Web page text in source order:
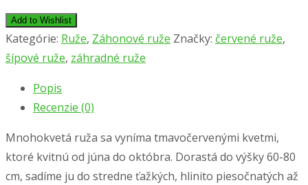
Add to Wishlist
Kategórie: Ruže, Záhonové ruže Značky: červené ruže,
šípové ruže, záhradné ruže
Popis
Recenzie (0)
Mnohokvetá ruža sa vyníma tmavočervenými kvetmi,
ktoré kvitnú od júna do októbra. Dorastá do výšky 60-80
cm, sadíme ju do stredne ťažkých, hlinito piesočnatých až